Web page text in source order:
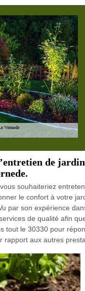
de
souhaiteriez
le confort à votre
par son expérience
de qualité afin
tout le 30330 pour
rapport aux autres